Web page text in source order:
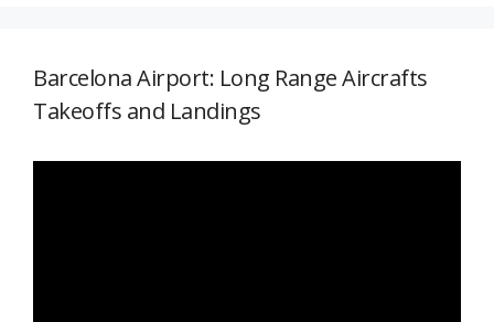
Barcelona Airport: Long Range Aircrafts
Takeoffs and Landings